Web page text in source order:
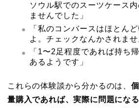
ソウル駅でのスーツケース
ませんでした」
「私のコンバースはほとん
よ。チェックなんかされませ
「1〜2足程度であれば持ち
あるようです」
これらの体験談から分かるのは、
量購入であれば、実際に問題にな